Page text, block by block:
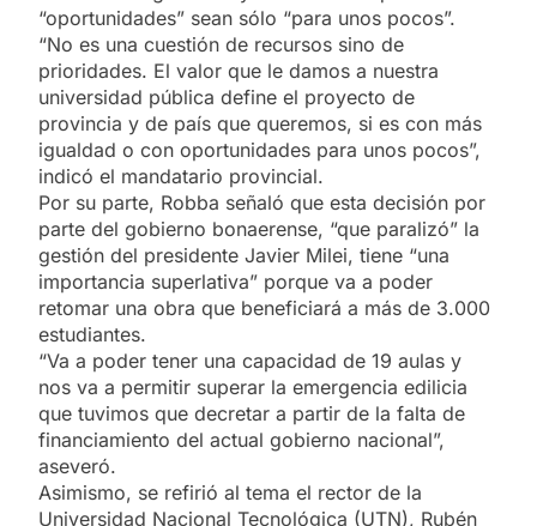
“oportunidades” sean sólo “para unos pocos”.
“No es una cuestión de recursos sino de
prioridades. El valor que le damos a nuestra
universidad pública define el proyecto de
provincia y de país que queremos, si es con más
igualdad o con oportunidades para unos pocos”,
indicó el mandatario provincial.
Por su parte, Robba señaló que esta decisión por
parte del gobierno bonaerense, “que paralizó” la
gestión del presidente Javier Milei, tiene “una
importancia superlativa” porque va a poder
retomar una obra que beneficiará a más de 3.000
estudiantes.
“Va a poder tener una capacidad de 19 aulas y
nos va a permitir superar la emergencia edilicia
que tuvimos que decretar a partir de la falta de
financiamiento del actual gobierno nacional”,
aseveró.
Asimismo, se refirió al tema el rector de la
Universidad Nacional Tecnológica (UTN), Rubén